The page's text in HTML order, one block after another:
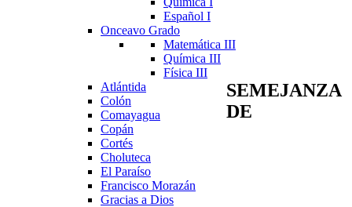
Español I
Onceavo Grado
Matemática III
Química III
Física III
Atlántida
Colón
Comayagua
Copán
Cortés
Choluteca
El Paraíso
Francisco Morazán
Gracias a Dios
SEMEJANZA
DE